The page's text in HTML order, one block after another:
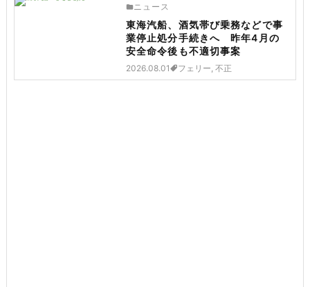
ニュース
東海汽船、酒気帯び乗務などで事
業停止処分手続きへ 昨年4月の
安全命令後も不適切事案
2026.08.01 フェリー, 不正